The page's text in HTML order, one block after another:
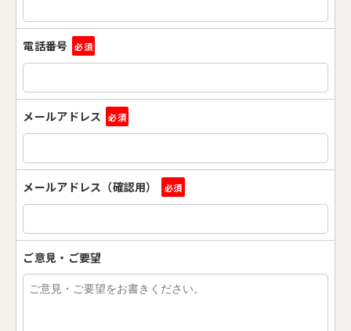
電話番号 必須
メールアドレス 必須
メールアドレス（確認用） 必須
ご意見・ご要望